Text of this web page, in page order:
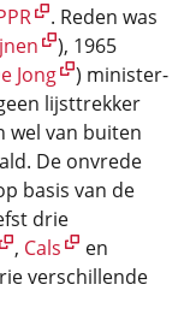
. Reden was
), 1965
Jong
) minister-
lijsttrekker
wel van buiten
De onvrede
basis van de
drie
, Cals
en
verschillende